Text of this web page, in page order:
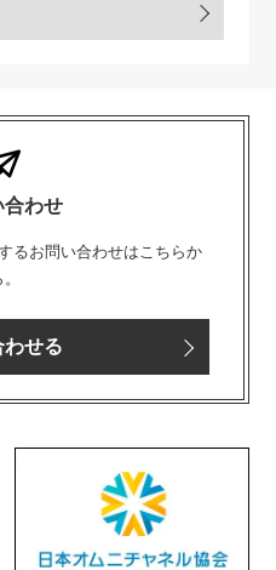
合わせ
るお問い合わせはこちらか
わせる